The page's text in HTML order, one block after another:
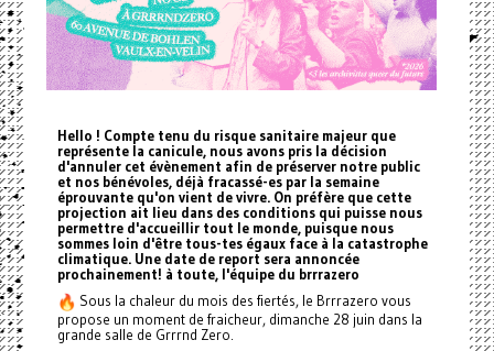
Hello ! Compte tenu du risque sanitaire majeur que
représente la canicule, nous avons pris la décision
d'annuler cet évènement afin de préserver notre public
et nos bénévoles, déjà fracassé-es par la semaine
éprouvante qu'on vient de vivre. On préfère que cette
projection ait lieu dans des conditions qui puisse nous
permettre d'accueillir tout le monde, puisque nous
sommes loin d'être tous-tes égaux face à la catastrophe
climatique. Une date de report sera annoncée
prochainement! à toute, l'équipe du brrrazero
Sous la chaleur du mois des fiertés, le Brrrazero vous
propose un moment de fraicheur, dimanche 28 juin dans la
grande salle de Grrrnd Zero.